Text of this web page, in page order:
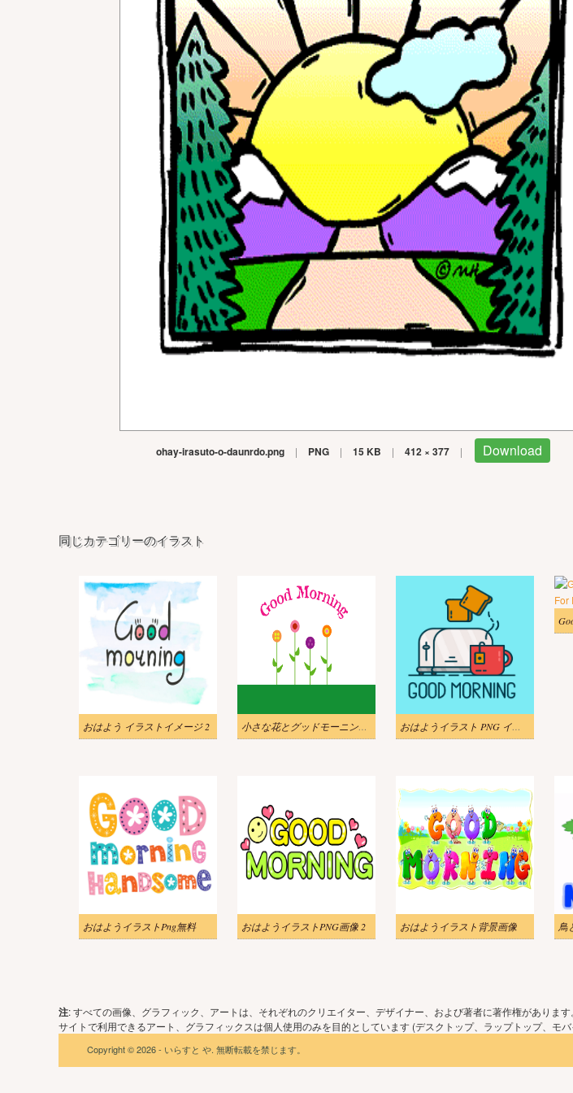
ohay-irasuto-o-daunrdo.png | PNG | 15 KB | 412 × 377 | Download
同じカテゴリーのイラスト
おはよう イラストイメージ 2 小さな花とグッドモーニングのイラスト おはようイラスト PNG イメージ
おはようイラストPng無料 おはようイラストPNG画像 2 おはようイラスト背景画像 鳥
注: すべての画像、グラフィック、アートは、それぞれのクリエイター、デザイナー、および著者に著作権があり
サイトで利用できるアート、グラフィックスは個人使用のみを目的としています (デスクトップ、ラップトップ、モ
Copyright © 2026 - いらすと や. 無断転載を禁じます。